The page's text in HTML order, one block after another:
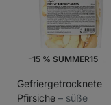
-15 % SUMMER15
Gefriergetrocknete
Pfirsiche ⁠–⁠ süße